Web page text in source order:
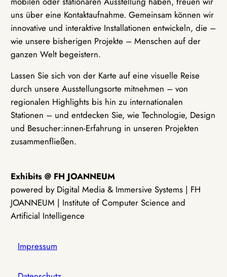
uns über eine Kontaktaufnahme. Gemeinsam können wir
innovative und interaktive Installationen entwickeln, die –
wie unsere bisherigen Projekte – Menschen auf der
ganzen Welt begeistern.
Lassen Sie sich von der Karte auf eine visuelle Reise
durch unsere Ausstellungsorte mitnehmen – von
regionalen Highlights bis hin zu internationalen
Stationen – und entdecken Sie, wie Technologie, Design
und Besucher:innen-Erfahrung in unseren Projekten
zusammenfließen.
Exhibits @ FH JOANNEUM
powered by Digital Media & Immersive Systems | FH
JOANNEUM | Institute of Computer Science and
Artificial Intelligence
Impressum